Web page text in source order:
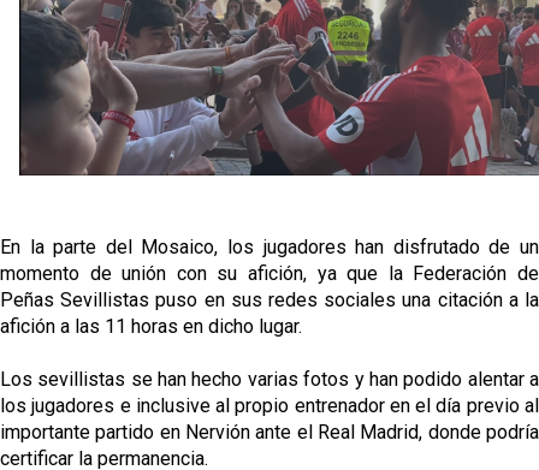
fichajes
Opinión | "Carta abierta a Alberto Flores" por Rafa
García
El Sevilla oficializa el traspaso de Sow
reflejado que podemos tirar para delante y
trabajamos con ilusión
Diomande ya es madridista mientras Rodri agita el
mercado
En la parte del Mosaico, los jugadores han disfrutado de un
momento de unión con su afición, ya que la Federación de
Peñas Sevillistas puso en sus redes sociales una citación a la
afición a las 11 horas en dicho lugar.
Los sevillistas se han hecho varias fotos y han podido alentar a
los jugadores e inclusive al propio entrenador en el día previo al
importante partido en Nervión ante el Real Madrid, donde podría
certificar la permanencia.